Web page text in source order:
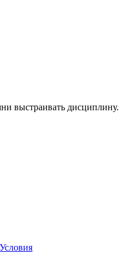
выстраивать дисциплину.
Условия